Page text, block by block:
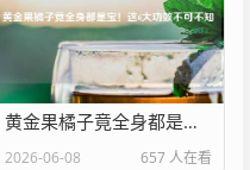
黄金果橘子竟全身都是宝！这6大功效不可不知
2026-06-08 657 人在看